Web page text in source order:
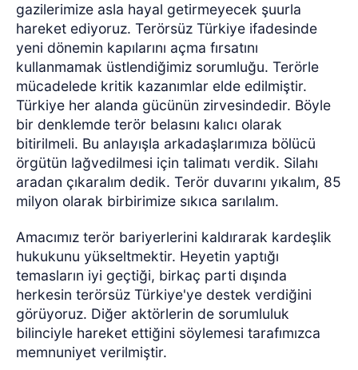
gazilerimize asla hayal getirmeyecek şuurla
hareket ediyoruz. Terörsüz Türkiye ifadesinde
yeni dönemin kapılarını açma fırsatını
kullanmamak üstlendiğimiz sorumluğu. Terörle
mücadelede kritik kazanımlar elde edilmiştir.
Türkiye her alanda gücünün zirvesindedir. Böyle
bir denklemde terör belasını kalıcı olarak
bitirilmeli. Bu anlayışla arkadaşlarımıza bölücü
örgütün lağvedilmesi için talimatı verdik. Silahı
aradan çıkaralım dedik. Terör duvarını yıkalım, 85
milyon olarak birbirimize sıkıca sarılalım.
Amacımız terör bariyerlerini kaldırarak kardeşlik
hukukunu yükseltmektir. Heyetin yaptığı
temasların iyi geçtiği, birkaç parti dışında
herkesin terörsüz Türkiye'ye destek verdiğini
görüyoruz. Diğer aktörlerin de sorumluluk
bilinciyle hareket ettiğini söylemesi tarafımızca
memnuniyet verilmiştir.